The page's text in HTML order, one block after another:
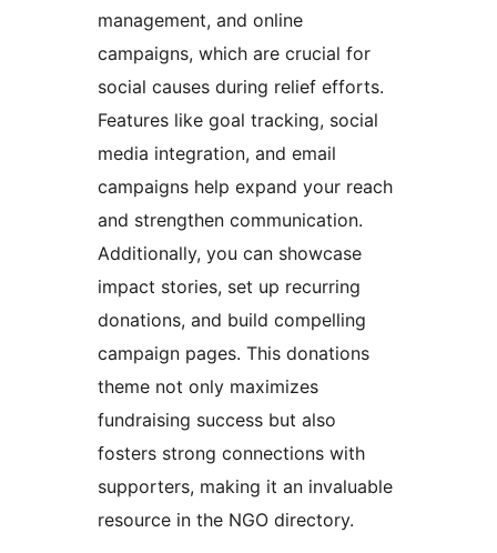
management, and online
campaigns, which are crucial for
social causes during relief efforts.
Features like goal tracking, social
media integration, and email
campaigns help expand your reach
and strengthen communication.
Additionally, you can showcase
impact stories, set up recurring
donations, and build compelling
campaign pages. This donations
theme not only maximizes
fundraising success but also
fosters strong connections with
supporters, making it an invaluable
resource in the NGO directory.